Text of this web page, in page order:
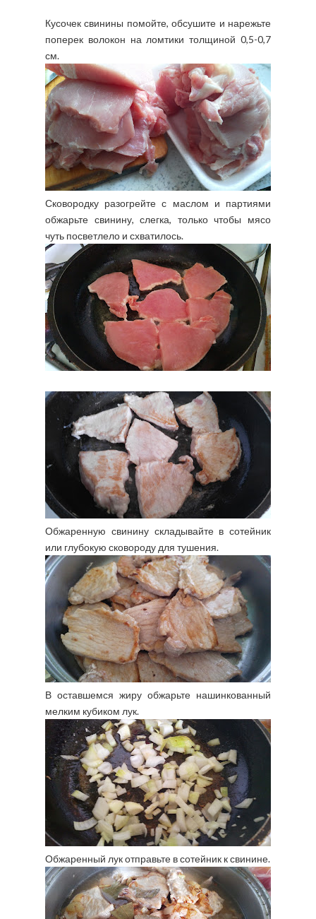
Кусочек свинины помойте, обсушите и нарежьте
поперек волокон на ломтики толщиной 0,5-0,7
см.
Сковородку разогрейте с маслом и партиями
обжарьте свинину, слегка, только чтобы мясо
чуть посветлело и схватилось.
Обжаренную свинину складывайте в сотейник
или глубокую сковороду для тушения.
В оставшемся жиру обжарьте нашинкованный
мелким кубиком лук.
Обжаренный лук отправьте в сотейник к свинине.